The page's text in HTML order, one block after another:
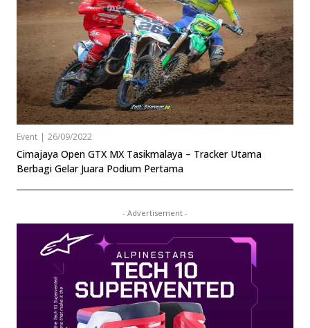
Event | 26/09/2022
Cimajaya Open GTX MX Tasikmalaya – Tracker Utama
Berbagi Gelar Juara Podium Pertama
- Advertisement -